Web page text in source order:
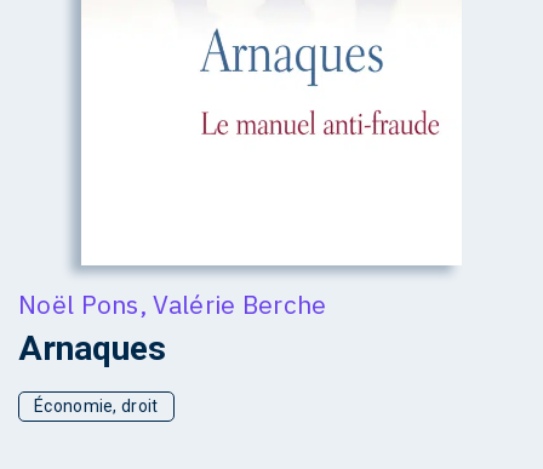
Noël Pons,Valérie Berche
Arnaques
Économie, droit